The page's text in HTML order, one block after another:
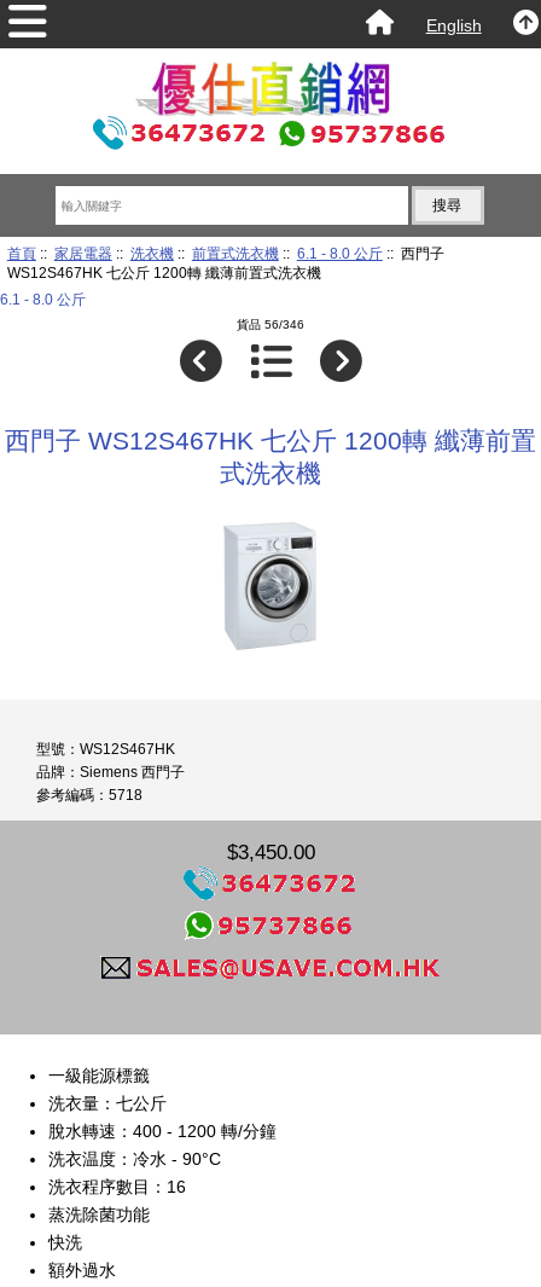
English
首頁:: 家居電器:: 洗衣機:: 前置式洗衣機:: 6.1 - 8.0 公斤:: 西門子
WS12S467HK 七公斤 1200轉 纖薄前置式洗衣機
6.1 - 8.0 公斤
貨品 56/346
西門子 WS12S467HK 七公斤 1200轉 纖薄前置
式洗衣機
型號：WS12S467HK
品牌：Siemens 西門子
參考編碼：5718
$3,450.00
一級能源標籤
洗衣量：七公斤
脫水轉速：400 - 1200 轉/分鐘
洗衣温度：冷水 - 90°C
洗衣程序數目：16
蒸洗除菌功能
快洗
額外過水